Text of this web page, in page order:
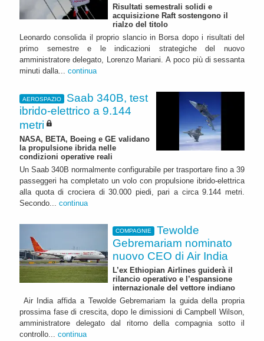
Risultati semestrali solidi e
acquisizione Raft sostengono il
rialzo del titolo
Leonardo consolida il proprio slancio in Borsa dopo i risultati del
primo semestre e le indicazioni strategiche del nuovo
amministratore delegato, Lorenzo Mariani. A poco più di sessanta
minuti dalla... continua
AEROSPAZIO
Saab 340B, test
ibrido-elettrico a 9.144
metri
NASA, BETA, Boeing e GE validano
la propulsione ibrida nelle
condizioni operative reali
Un Saab 340B normalmente configurabile per trasportare fino a 39
passeggeri ha completato un volo con propulsione ibrido-elettrica
alla quota di crociera di 30.000 piedi, pari a circa 9.144 metri.
Secondo... continua
COMPAGNIE
Tewolde
Gebremariam nominato
nuovo CEO di Air India
L’ex Ethiopian Airlines guiderà il
rilancio operativo e l’espansione
internazionale del vettore indiano
Air India affida a Tewolde Gebremariam la guida della propria
prossima fase di crescita, dopo le dimissioni di Campbell Wilson,
amministratore delegato dal ritorno della compagnia sotto il
controllo... continua